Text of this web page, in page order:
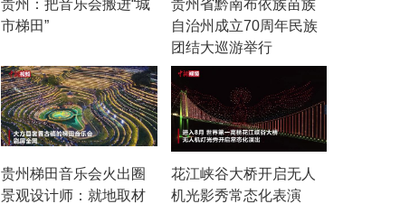
贵州：把音乐会搬进“城
市梯田”
贵州省黔南布依族苗族
自治州成立70周年民族
团结大巡游举行
贵州梯田音乐会火出圈
景观设计师：就地取材
花江峡谷大桥开启无人
机光影秀常态化表演